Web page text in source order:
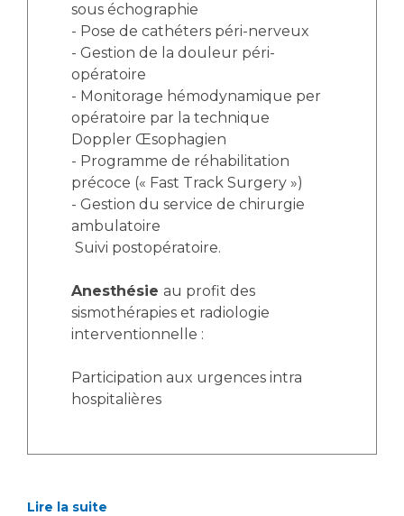
Maladies rares
Maternité Hôpital Nord
Vos représentants
Les Comités Locaux des Usagers
Le projet des usagers
Qualité
Protection des données
Plateforme d'Expertise Maladies Rares
Presse / Multimédia
Communiqués de presse
Dossiers de presse
Médiathèque
Fournisseurs
Rôles et missions
Liste des marchés conclus
sous échographie
- Pose de cathéters péri-nerveux
- Gestion de la douleur péri-
opératoire
- Monitorage hémodynamique per
opératoire par la technique
Doppler Œsophagien
- Programme de réhabilitation
précoce (« Fast Track Surgery »)
- Gestion du service de chirurgie
ambulatoire
Suivi postopératoire.
Anesthésie au profit des
sismothérapies et radiologie
interventionnelle :
Participation aux urgences intra
hospitalières
Lire la suite